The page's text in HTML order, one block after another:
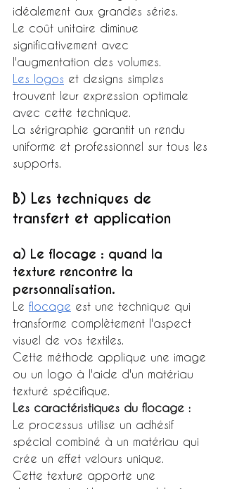
idéalement aux grandes séries.
Le coût unitaire diminue
significativement avec
l'augmentation des volumes.
Les logos et designs simples
trouvent leur expression optimale
avec cette technique.
La sérigraphie garantit un rendu
uniforme et professionnel sur tous les
supports.
B) Les techniques de
transfert et application
a) Le flocage : quand la
texture rencontre la
personnalisation.
Le flocage est une technique qui
transforme complètement l'aspect
visuel de vos textiles.
Cette méthode applique une image
ou un logo à l'aide d'un matériau
texturé spécifique.
Les caractéristiques du flocage :
Le processus utilise un adhésif
spécial combiné à un matériau qui
crée un effet velours unique.
Cette texture apporte une